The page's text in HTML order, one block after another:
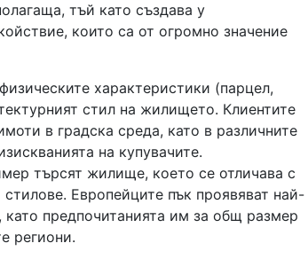
тъй като създава у
които са от огромно значение
характеристики (парцел,
стил на жилището. Клиентите
в градска среда, като в различните
на купувачите.
търсят жилище, което се отличава с
Европейците пък проявяват най-
предпочитанията им за общ размер
региони.